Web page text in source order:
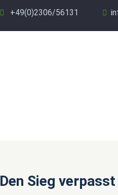
+49(0)2306/56131
Den Sieg verpasst